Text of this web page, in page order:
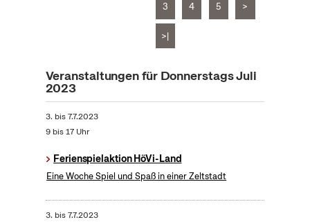
3 4 5 >
>|
Veranstaltungen für Donnerstags Juli
2023
3. bis7.7.2023
9 bis 17 Uhr
Ferienspielaktion HöVi-Land
Eine Woche Spiel und Spaß in einer Zeltstadt
3. bis7.7.2023